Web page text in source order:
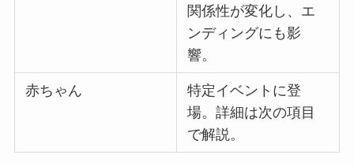
関係性が変化し、エ
ンディングにも影
響。
赤ちゃん
特定イベントに登
場。詳細は次の項目
で解説。